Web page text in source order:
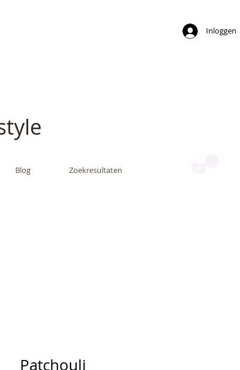
Inloggen
Blog Zoekresultaten
Patchouli